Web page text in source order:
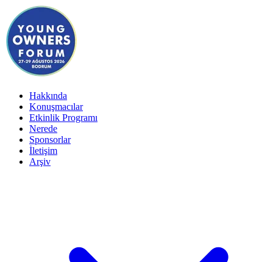
Hakkında
Konuşmacılar
Etkinlik Programı
Nerede
Sponsorlar
İletişim
Arşiv